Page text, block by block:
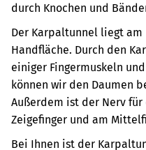
durch Knochen und
Der Karpaltunnel liegt
Handfläche. Durch den
einiger Fingermuskeln
können wir den Daumen
Außerdem ist der Nerv für
Zeigefinger und am
Bei Ihnen ist der